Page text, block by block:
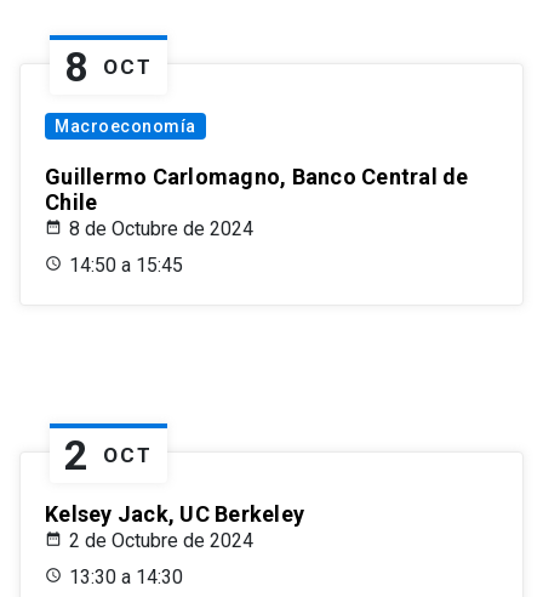
8 OCT
Macroeconomía
Guillermo Carlomagno, Banco Central de
Chile
8 de Octubre de 2024
14:50 a 15:45
2 OCT
Kelsey Jack, UC Berkeley
2 de Octubre de 2024
13:30 a 14:30